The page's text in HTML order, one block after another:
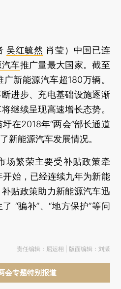
吴红毓然 肖莹） 中国已连
车推广量最大国家。截至
新能源汽车超180万辆。
进步、充电基础设施逐渐
继续呈现高速增长态势。
在2018年“两会”部长通道
新能源汽车发展情况。
繁荣主要受补贴政策牵
始，已经连续九年为新能
贴政策助力新能源汽车迅
“骗补”、“地方保护”等问
责任编辑：屈运栩 | 版面编辑：刘潇
会专题特别报道